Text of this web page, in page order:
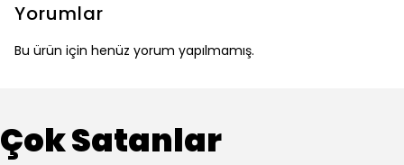
Yorumlar
Bu ürün için henüz yorum yapılmamış.
Çok Satanlar